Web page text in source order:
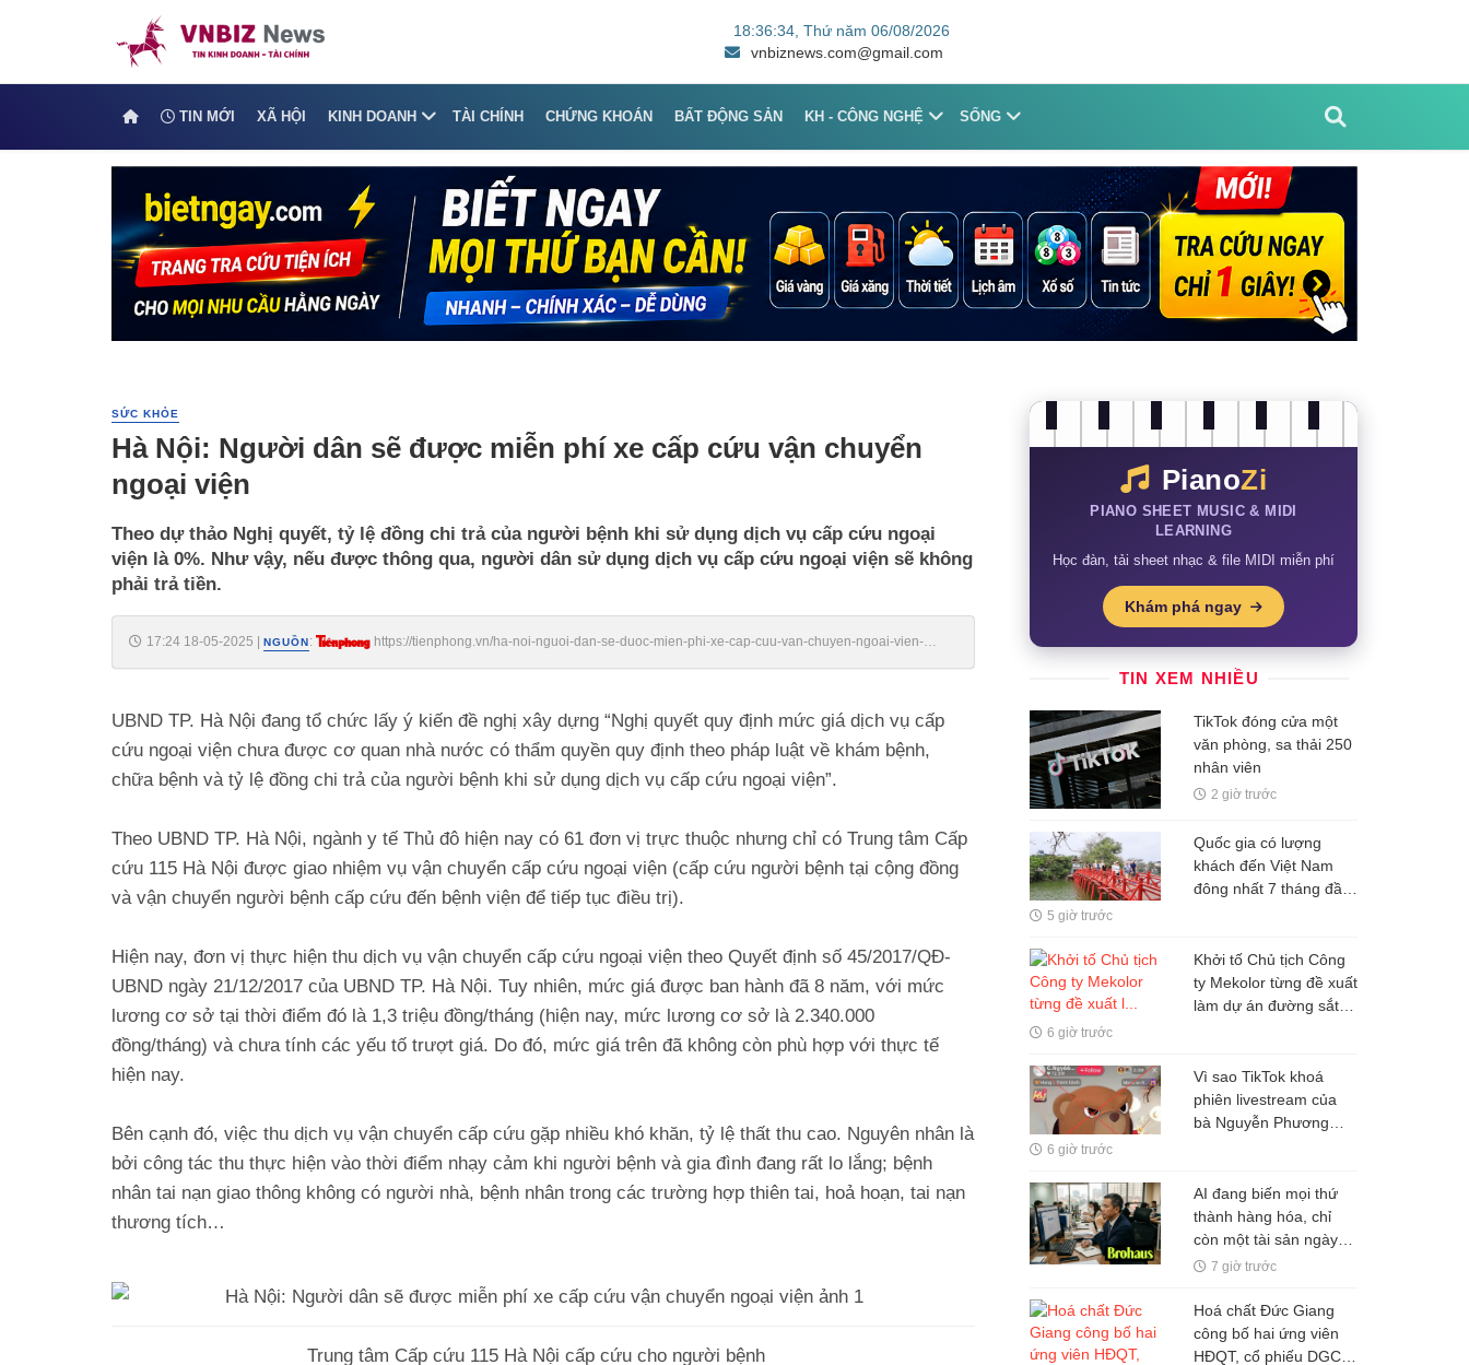
18:36:34, Thứ năm 06/08/2026
vnbiznews.com@gmail.com
TIN MỚI XÃ HỘI KINH DOANH TÀI CHÍNH CHỨNG KHOÁN BẤT ĐỘNG SẢN KH - CÔNG NGHỆ SỐNG
SỨC KHỎE
Hà Nội: Người dân sẽ được miễn phí xe cấp cứu vận chuyển
ngoại viện
Theo dự thảo Nghị quyết, tỷ lệ đồng chi trả của người bệnh khi sử dụng dịch vụ cấp cứu ngoại
viện là 0%. Như vậy, nếu được thông qua, người dân sử dụng dịch vụ cấp cứu ngoại viện sẽ không
phải trả tiền.
17:24 18-05-2025 | NGUỒN:
https://tienphong.vn/ha-noi-nguoi-dan-se-duoc-mien-phi-xe-cap-cuu-van-chuyen-ngoai-vien-
UBND TP. Hà Nội đang tổ chức lấy ý kiến đề nghị xây dựng “Nghị quyết quy định mức giá dịch vụ cấp
cứu ngoại viện chưa được cơ quan nhà nước có thẩm quyền quy định theo pháp luật về khám bệnh,
chữa bệnh và tỷ lệ đồng chi trả của người bệnh khi sử dụng dịch vụ cấp cứu ngoại viện”.
Theo UBND TP. Hà Nội, ngành y tế Thủ đô hiện nay có 61 đơn vị trực thuộc nhưng chỉ có Trung tâm Cấp
cứu 115 Hà Nội được giao nhiệm vụ vận chuyển cấp cứu ngoại viện (cấp cứu người bệnh tại cộng đồng
và vận chuyển người bệnh cấp cứu đến bệnh viện để tiếp tục điều trị).
Hiện nay, đơn vị thực hiện thu dịch vụ vận chuyển cấp cứu ngoại viện theo Quyết định số 45/2017/QĐ-
UBND ngày 21/12/2017 của UBND TP. Hà Nội. Tuy nhiên, mức giá được ban hành đã 8 năm, với mức
lương cơ sở tại thời điểm đó là 1,3 triệu đồng/tháng (hiện nay, mức lương cơ sở là 2.340.000
đồng/tháng) và chưa tính các yếu tố trượt giá. Do đó, mức giá trên đã không còn phù hợp với thực tế
hiện nay.
Bên cạnh đó, việc thu dịch vụ vận chuyển cấp cứu gặp nhiều khó khăn, tỷ lệ thất thu cao. Nguyên nhân là
bởi công tác thu thực hiện vào thời điểm nhạy cảm khi người bệnh và gia đình đang rất lo lắng; bệnh
nhân tai nạn giao thông không có người nhà, bệnh nhân trong các trường hợp thiên tai, hoả hoạn, tai nạn
thương tích…
Trung tâm Cấp cứu 115 Hà Nội cấp cứu cho người bệnh
PianoZi
PIANO SHEET MUSIC & MIDI
LEARNING
Học đàn, tải sheet nhạc & file MIDI miễn phí
Khám phá ngay
TIN XEM NHIỀU
TikTok đóng cửa một
văn phòng, sa thải 250
nhân viên
2 giờ trước
Quốc gia có lượng
khách đến Việt Nam
đông nhất 7 tháng đầu
Ấn Độ
5 giờ trước
Khởi tố Chủ tịch Công
ty Mekolor từng đề xuất
làm dự án đường sắt
tự có
6 giờ trước
Vì sao TikTok khoá
phiên livestream của
bà Nguyễn Phương
6 giờ trước
AI đang biến mọi thứ
thành hàng hóa, chỉ
còn một tài sản ngày
càng đắt giá: Não bộ
7 giờ trước
Hoá chất Đức Giang
công bố hai ứng viên
HĐQT, cổ phiếu DGC